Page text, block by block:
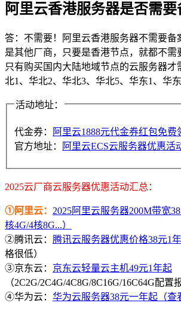
阿里云香港服务器是否需要
答：不需要！阿里云香港服务器不需要备
是其他厂商，只要是香港节点，就都不需
只有购买国内大陆地域节点的云服务器才
北1、华北2、华北3、华北5、华东1、华东
活动地址：
代金券：
阿里云1888元代金券红包免费
官方地址：
阿里云ECS云服务器优惠活
2025云厂商云服务器优惠活动汇总：
①阿里云： 2025阿里云服务器200M带宽
核4G/4核8G...）
②腾讯云： 腾讯云服务器优惠价格38元1
格很低）
③京东云： 京东云轻量云主机49元1年起
（2C2G/2C4G/4C8G/8C16G/16C64G配置
④华为云： 华为云服务器38元一年起（查